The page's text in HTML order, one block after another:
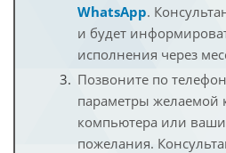
WhatsApp.
и будет
исполнения через
Позвоните по
параметры желаемой
компьютера или
пожелания.